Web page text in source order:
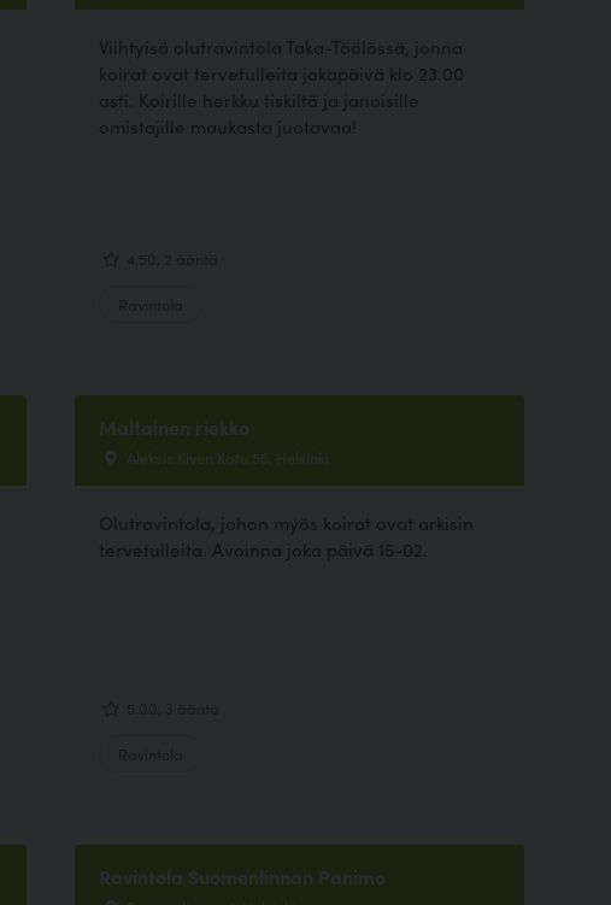
Viihtyisä olutravintola Taka-Töölössä, jonna
koirat ovat tervetulleita jokapäivä klo 23.00
asti. Koirille herkku tiskiltä ja janoisille
omistajille maukasta juotavaa!
Maltainen riekko
Aleksis Kiven Katu 56, Helsinki
Olutravintola, johon myös koirat ovat arkisin
tervetulleita. Avoinna joka päivä 15-02.
Ravintola Suomenlinnan Panimo